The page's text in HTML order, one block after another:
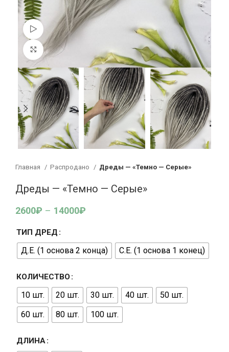
Смотреть видео
Увеличить
Главная Распродано Дреды — «Темно — Серые»
Дреды — «Темно — Серые»
2600₽ – 14000₽
ТИП ДРЕД
Д.Е. (1 основа 2 конца) С.Е. (1 основа 1 конец)
КОЛИЧЕСТВО
10 шт. 20 шт. 30 шт. 40 шт.
50 шт.
60 шт.
80 шт. 100 шт.
ДЛИНА